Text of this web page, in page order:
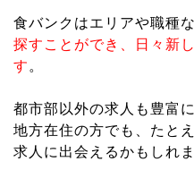
食バンクはエリアや職種な
探すことができ、日々新
す 。
都市部以外の求人も豊富
地方在住の方でも、たと
求人に出会えるかもしれま